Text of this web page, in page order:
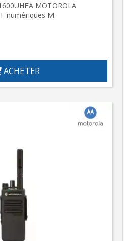
MOTOROLA
numériques M
ACHETER